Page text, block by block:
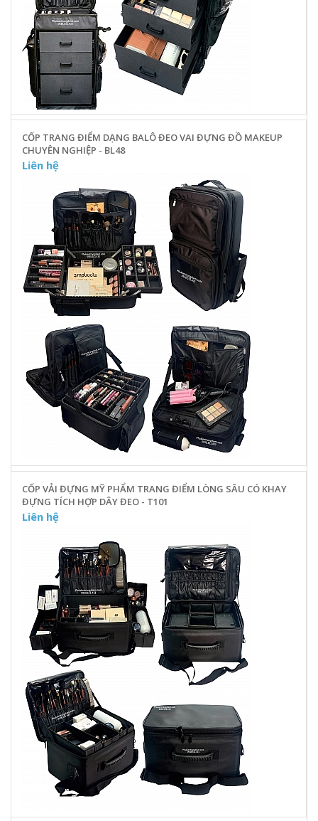
CỐP TRANG ĐIỂM DẠNG BALÔ ĐEO VAI ĐỰNG ĐỒ MAKEUP
CHUYÊN NGHIỆP - BL48
Liên hệ
CỐP VẢI ĐỰNG MỸ PHẨM TRANG ĐIỂM LÒNG SÂU CÓ KHAY
ĐỰNG TÍCH HỢP DÂY ĐEO - T101
Liên hệ